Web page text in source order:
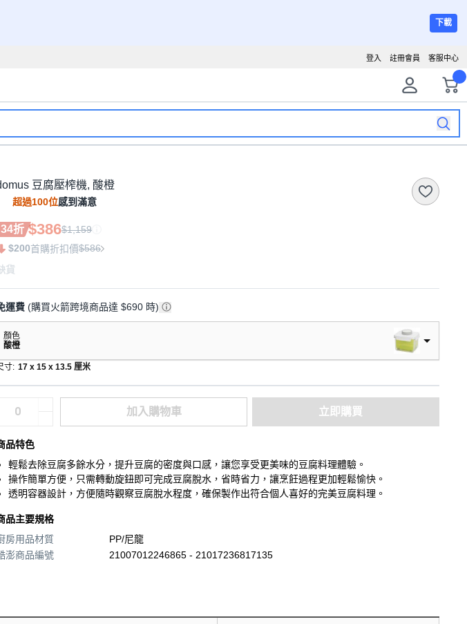
下載
客服中心
註冊會員
登入
豆腐壓榨機, 酸橙
超過100位感到滿意
34折 $386$1,159
$200首購折扣價$586
貨
運費 (購買火箭跨境商品達 $690 時)
顏色
酸橙
寸: 17 x 15 x 13.5 厘米
加入購物車 立即購買
品特色
輕鬆去除豆腐多餘水分，提升豆腐的密度與口感，讓您享受更美味的豆腐料理體驗。
操作簡單方便，只需轉動旋鈕即可完成豆腐脫水，省時省力，讓烹飪過程更加輕鬆愉快。
透明容器設計，方便隨時觀察豆腐脫水程度，確保製作出符合個人喜好的完美豆腐料理。
品主要規格
房用品材質
PP/尼龍
澎商品編號
21007012246865 - 21017236817135